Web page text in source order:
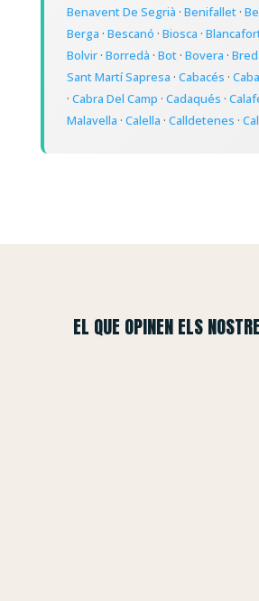
Benavent De Segrià · Benifallet·
Berga · Bescanó · Biosca ·
Bolvir· Borredà · Bot· Bovera ·
Sant Martí Sapresa · Cabacés ·
· Cabra Del Camp · Cadaqués ·
Malavella · Calella · Calldetenes ·
EL QUE OPINEN ELS